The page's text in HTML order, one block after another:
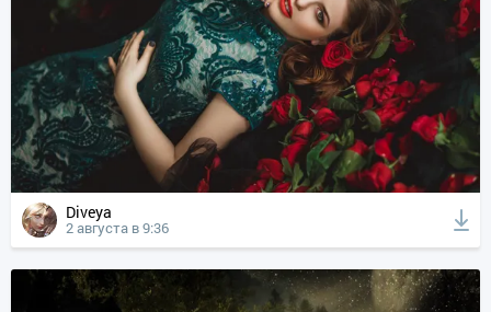
Diveya
2 августа в 9:36